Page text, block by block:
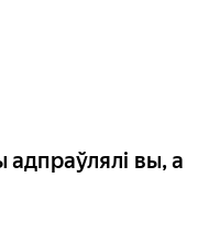
вы, а